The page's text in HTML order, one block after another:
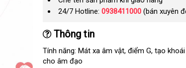
24/7 Hotline: 0938411000(bán xuyên
Thông tin
Tính năng: Mát xa âm vậtdịch
, điểm Gdịch
, tạo
cho âm đạo